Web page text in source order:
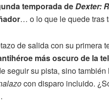
temporada deDexter:
… o lo que le quede tras
de salida con su primera
más oscuro de la
seguir su pista, sino
con disparo incluido.